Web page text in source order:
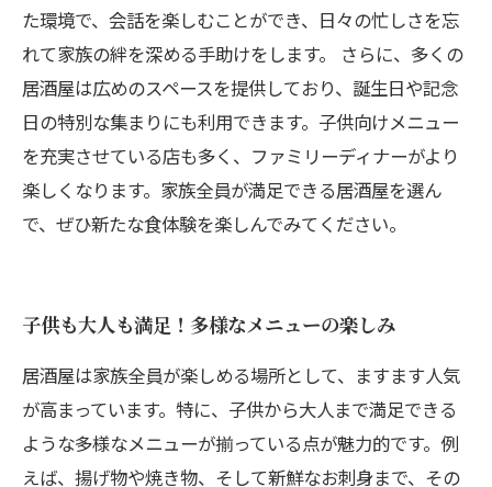
た環境で、会話を楽しむことができ、日々の忙しさを忘
れて家族の絆を深める手助けをします。 さらに、多くの
居酒屋は広めのスペースを提供しており、誕生日や記念
日の特別な集まりにも利用できます。子供向けメニュー
を充実させている店も多く、ファミリーディナーがより
楽しくなります。家族全員が満足できる居酒屋を選ん
で、ぜひ新たな食体験を楽しんでみてください。
子供も大人も満足！多様なメニューの楽しみ
居酒屋は家族全員が楽しめる場所として、ますます人気
が高まっています。特に、子供から大人まで満足できる
ような多様なメニューが揃っている点が魅力的です。例
えば、揚げ物や焼き物、そして新鮮なお刺身まで、その